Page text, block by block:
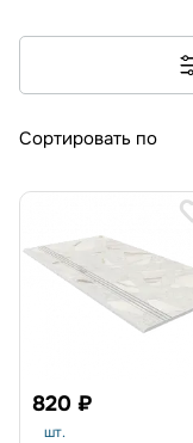
Сортировать по
820 ₽
шт.